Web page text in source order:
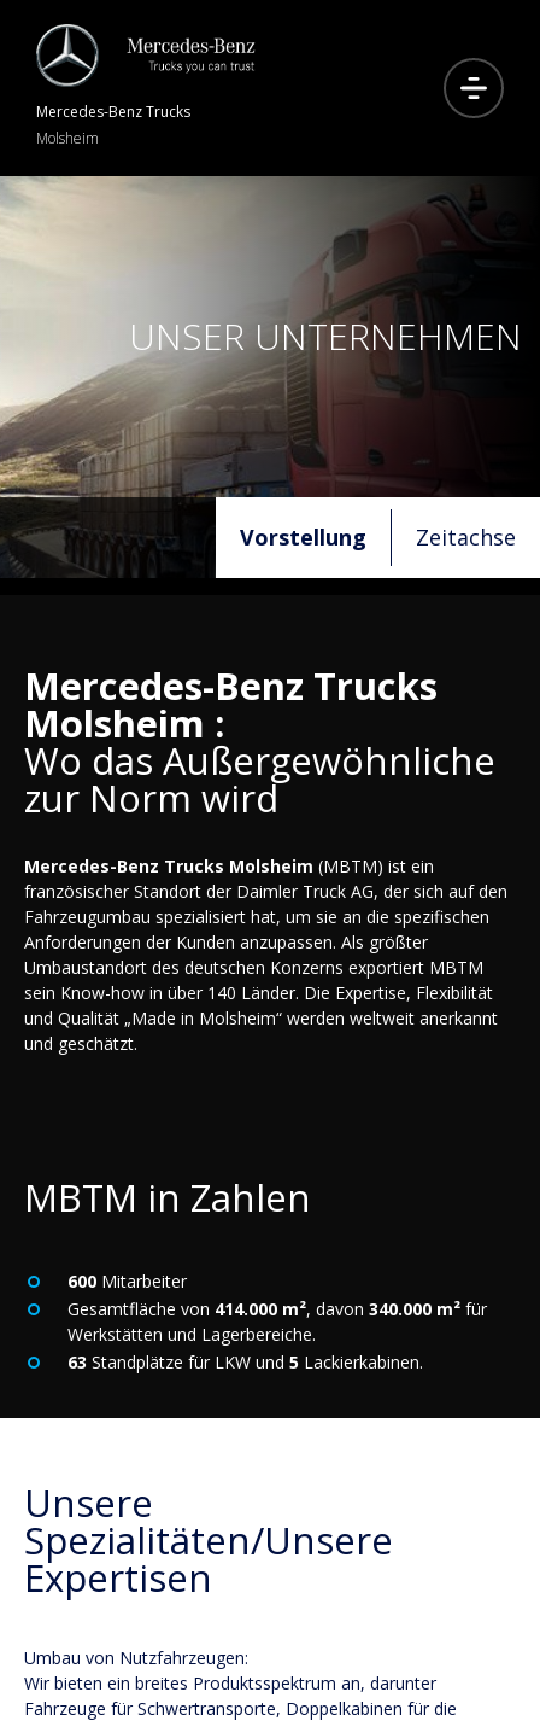
Mercedes-BenzTrucks
Molsheim
UNSER UNTERNEHMEN
Vorstellung Zeitachse
Mercedes-Benz Trucks
Molsheim :
Wo das Außergewöhnliche
zur Norm wird
Mercedes-Benz Trucks Molsheim (MBTM) ist ein
französischer Standort der Daimler Truck AG, der sich auf den
Fahrzeugumbau spezialisiert hat, um sie an die spezifischen
Anforderungen der Kunden anzupassen. Als größter
Umbaustandort des deutschen Konzerns exportiert MBTM
sein Know-how in über 140 Länder. Die Expertise, Flexibilität
und Qualität „Made in Molsheim“ werden weltweit anerkannt
und geschätzt.
MBTM in Zahlen
600 Mitarbeiter
Gesamtfläche von 414.000 m², davon 340.000 m² für
Werkstätten und Lagerbereiche.
63 Standplätze für LKW und 5 Lackierkabinen.
Unsere
Spezialitäten/Unsere
Expertisen
Umbau von Nutzfahrzeugen:
Wir bieten ein breites Produktsspektrum an, darunter
Fahrzeuge für Schwertransporte, Doppelkabinen für die